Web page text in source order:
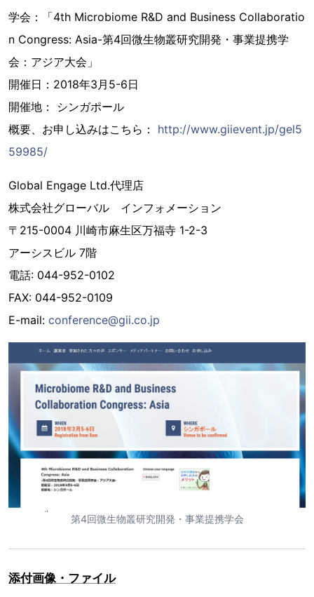
学会：「4th Microbiome R&D and Business Collaboratio
n Congress: Asia-第4回微生物叢研究開発・事業提携学
会：アジア大会」
開催日：2018年3月5-6日
開催地： シンガポール
概要、お申し込みはこちら： http://www.giievent.jp/gel5
59985/
Global Engage Ltd.代理店
株式会社グローバル インフォメーション
〒215-0004 川崎市麻生区万福寺 1-2-3
アーシスビル 7階
電話: 044-952-0102
FAX: 044-952-0109
E-mail: conference@gii.co.jp
第4回微生物叢研究開発・事業提携学会
添付画像・ファイル